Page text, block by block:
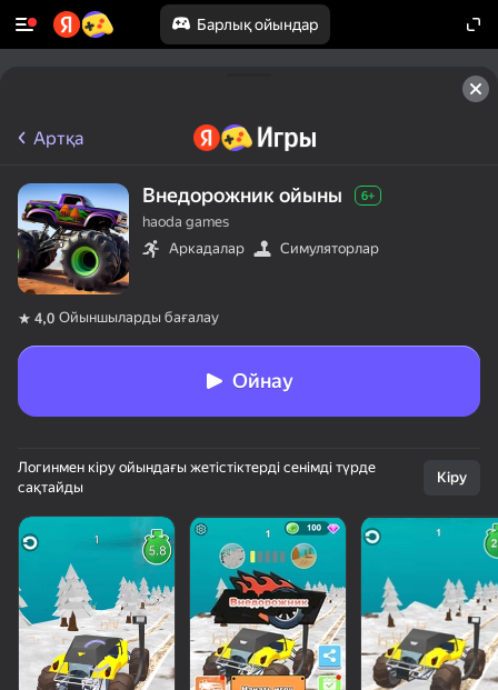
Барлық ойындар
Артқа
Внедорожник ойыны 6+
haoda games
Аркадалар
Симуляторлар
4,0 Ойыншыларды бағалау
Ойнау
Логинмен кіру ойындағы жетістіктерді сенімді түрде
сақтайды
Кіру